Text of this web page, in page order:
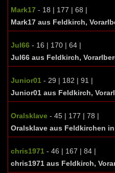
Mark17 - 18 | 177 | 68 |
Mark17 aus Feldkirch,
Jul66 - 16 | 170 | 64 |
Jul66 aus Feldkirch,
Junior01 - 29 | 182 | 91 |
Junior01 aus Feldkirch,
Oralsklave - 45 | 177 | 78 |
Oralsklave aus Feldkirchen
chris1971 - 46 | 167 | 84 |
chris1971 aus Feldkirch,